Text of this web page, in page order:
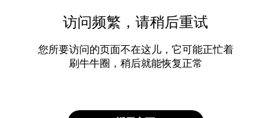
访问频繁，请稍后重试
您所要访问的页面不在这儿，它可能正忙着
刷牛牛圈，稍后就能恢复正常